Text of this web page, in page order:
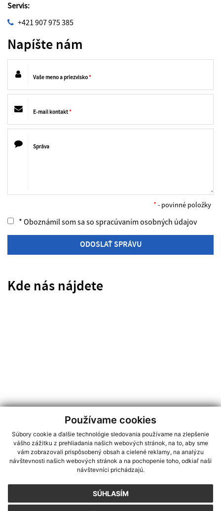
Používame cookies
Súbory cookie a ďalšie technológie sledovania používame na zlepšenie
vášho zážitku z prehliadania našich webových stránok, na to, aby sme
vám zobrazovali prispôsobený obsah a cielené reklamy, na analýzu
návštevnosti našich webových stránok a na pochopenie toho, odkiaľ naši
návštevníci prichádzajú.
SÚHLASÍM
Servis:
+421 907 975 385
Napíšte nám
Vaše meno a priezvisko*
E-mail kontakt*
Správa
* - povinné položky
* Oboznámil som sa so spracúvaním osobných údajov
ODOSLAŤ SPRÁVU
Kde nás nájdete